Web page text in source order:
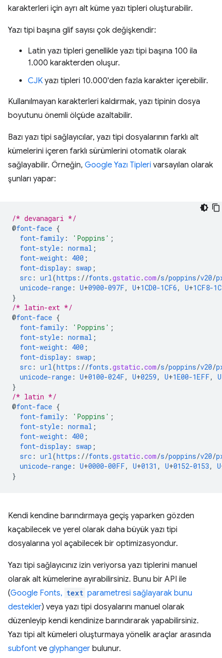
karakterleri için ayrı alt küme yazı tipleri oluşturabilir.
Yazı tipi başına glif sayısı çok değişkendir:
Latin yazı tipleri genellikle yazı tipi başına 100 ila
1.000 karakterden oluşur.
CJK yazı tipleri 10.000'den fazla karakter içerebilir.
Kullanılmayan karakterleri kaldırmak, yazı tipinin dosya
boyutunu önemli ölçüde azaltabilir.
Bazı yazı tipi sağlayıcılar, yazı tipi dosyalarının farklı alt
kümelerini içeren farklı sürümlerini otomatik olarak
sağlayabilir. Örneğin, Google Yazı Tipleri varsayılan olarak
şunları yapar:
/* devanagari */
@font-face {
font-family : 'Poppins' ;
font-style : normal ;
font-weight : 400 ;
font-display : swap ;
src : url (https ://fonts .gstatic.com/s/poppins/v20/
unicode-range : U+0900-097F, U+1CD0-1CF6, U+1CF8-
}
/* latin-ext */
@font-face {
font-family : 'Poppins' ;
font-style : normal ;
font-weight : 400 ;
font-display : swap ;
src : url (https ://fonts .gstatic.com/s/poppins/v20/
unicode-range : U+0100-024F, U+0259, U+1E00-1EFF, U
}
/* latin */
@font-face {
font-family : 'Poppins' ;
font-style : normal ;
font-weight : 400 ;
font-display : swap ;
src : url (https ://fonts .gstatic.com/s/poppins/v20/
unicode-range : U+0000-00FF, U+0131 , U+0152-0153, U
}
Kendi kendine barındırmaya geçiş yaparken gözden
kaçabilecek ve yerel olarak daha büyük yazı tipi
dosyalarına yol açabilecek bir optimizasyondur.
Yazı tipi sağlayıcınız izin veriyorsa yazı tiplerini manuel
olarak alt kümelerine ayırabilirsiniz. Bunu bir API ile
(Google Fonts, text parametresi sağlayarak bunu
destekler) veya yazı tipi dosyalarını manuel olarak
düzenleyip kendi kendinize barındırarak yapabilirsiniz.
Yazı tipi alt kümeleri oluşturmaya yönelik araçlar arasında
subfont ve glyphanger bulunur.